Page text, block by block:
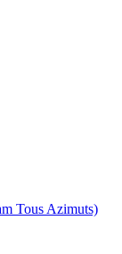
Tous Azimuts)